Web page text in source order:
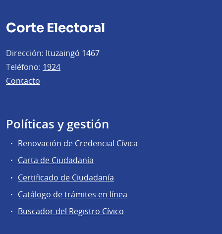
Corte Electoral
Dirección: Ituzaingó 1467
Teléfono: 1924
Contacto
Políticas y gestión
Renovación de Credencial Cívica
Carta de Ciudadanía
Certificado de Ciudadanía
Catálogo de trámites en línea
Buscador del Registro Cívico